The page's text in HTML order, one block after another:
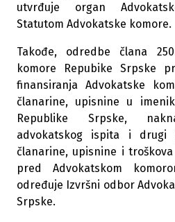
utvrđuje organ
Statutom Advokatske komore.
Takođe, odredbe člana
komore Repubike Srpske
finansiranja Advokatske
članarine, upisnine u
Republike Srpske,
advokatskog ispita i
članarine, upisnine i
pred Advokatskom
određuje Izvršni odbor
Srpske.